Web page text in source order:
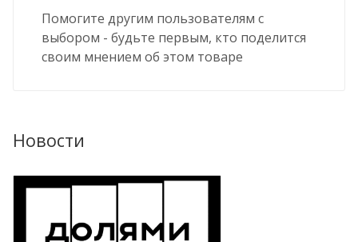
Помогите другим пользователям с
выбором - будьте первым, кто поделится
своим мнением об этом товаре
Новости